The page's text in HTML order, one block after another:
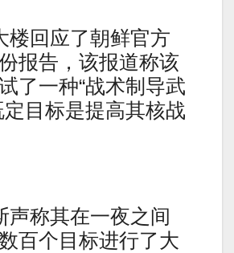
楼回应了朝鲜官方
报告，该报道称该
了一种“战术制导武
定目标是提高其核战
声称其在一夜之间
百个目标进行了大